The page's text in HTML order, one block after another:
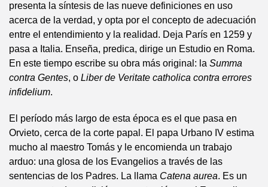
presenta la síntesis de las nueve definiciones en uso
acerca de la verdad, y opta por el concepto de adecuación
entre el entendimiento y la realidad. Deja París en 1259 y
pasa a Italia. Enseña, predica, dirige un Estudio en Roma.
En este tiempo escribe su obra más original: la Summa
contra Gentes, o Liber de Veritate catholica contra errores
infidelium.
El período más largo de esta época es el que pasa en
Orvieto, cerca de la corte papal. El papa Urbano IV estima
mucho al maestro Tomás y le encomienda un trabajo
arduo: una glosa de los Evangelios a través de las
sentencias de los Padres. La llama Catena aurea. Es un